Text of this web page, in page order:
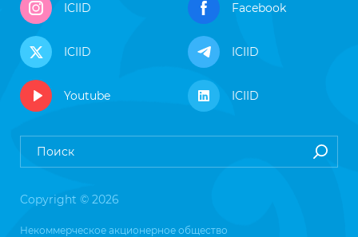
ICIID Facebook
ICIID ICIID
Youtube ICIID
Copyright © 2026
Некоммерческое акционерное общество